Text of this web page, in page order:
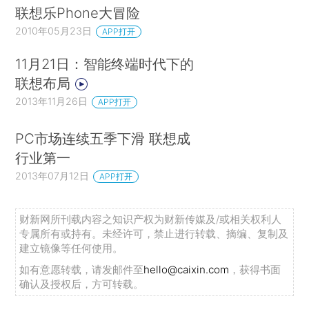
联想乐Phone大冒险
2010年05月23日 APP打开
11月21日：智能终端时代下的
联想布局
2013年11月26日 APP打开
PC市场连续五季下滑 联想成
行业第一
2013年07月12日 APP打开
财新网所刊载内容之知识产权为财新传媒及/或相关权利人
专属所有或持有。未经许可，禁止进行转载、摘编、复制及
建立镜像等任何使用。
如有意愿转载，请发邮件至hello@caixin.com ，获得书面
确认及授权后，方可转载。